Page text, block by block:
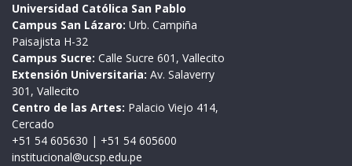
Universidad Católica San Pablo
Campus San Lázaro: Urb. Campiña
Paisajista H-32
Campus Sucre: Calle Sucre 601, Vallecito
Extensión Universitaria: Av. Salaverry
301, Vallecito
Centro de las Artes: Palacio Viejo 414,
Cercado
+51 54 605630 | +51 54 605600
institucional@ucsp.edu.pe